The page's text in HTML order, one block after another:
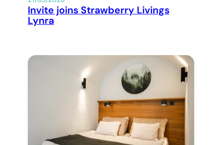
Invite joins Strawberry Livings
Lynra